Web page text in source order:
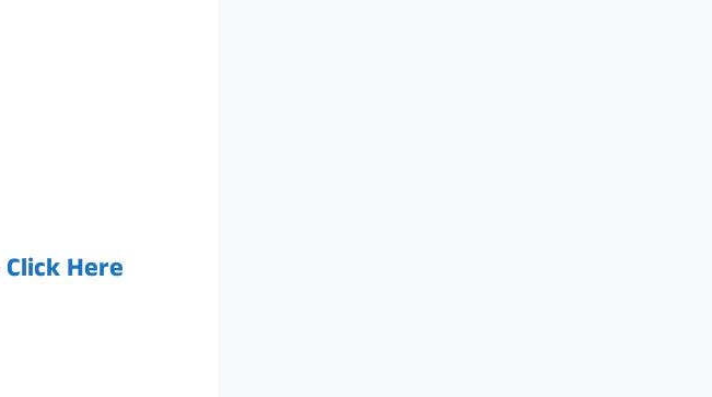
Click Here